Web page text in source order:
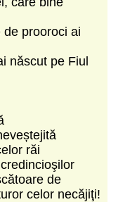
prooroci ai
născut pe Fiul
răi
de
celor necăjiţi!